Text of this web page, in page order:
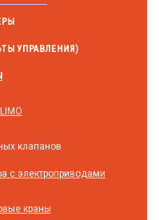
УПРАВЛЕНИЯ)
клапанов
с электроприводами
краны